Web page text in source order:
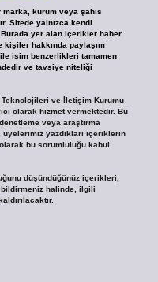
kurum veya şahıs
Sitede yalnızca kendi
Burada yer alan içerikler haber
hakkında paylaşım
isim benzerlikleri tamamen
ve tavsiye niteliği
Teknolojileri ve İletişim Kurumu
olarak hizmet vermektedir. Bu
veya araştırma
yazdıkları içeriklerin
bu sorumluluğu kabul
düşündüğünüz içerikleri,
halinde, ilgili